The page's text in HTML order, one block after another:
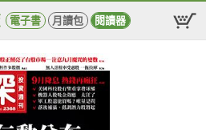
電子書 月讀包 閱讀器